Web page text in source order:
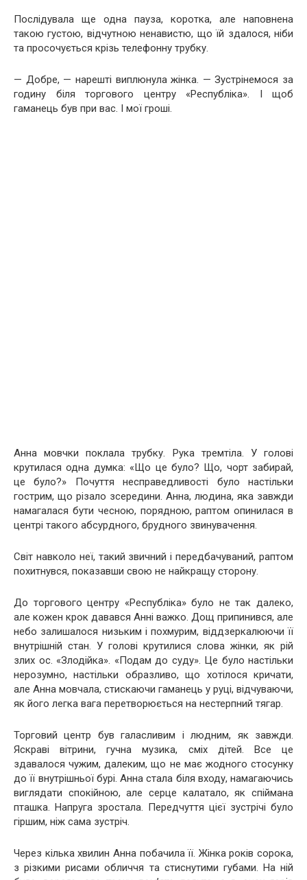
Послідувала ще одна пауза, коротка, але наповнена
такою густою, відчутною ненавистю, що їй здалося, ніби
та просочується крізь телефонну трубку.
— Добре, — нарешті виплюнула жінка. — Зустрінемося за
годину біля торгового центру «Республіка». І щоб
гаманець був при вас. І мої гроші.
Анна мовчки поклала трубку. Рука тремтіла. У голові
крутилася одна думка: «Що це було? Що, чорт забирай,
це було?» Почуття несправедливості було настільки
гострим, що різало зсередини. Анна, людина, яка завжди
намагалася бути чесною, порядною, раптом опинилася в
центрі такого абсурдного, брудного звинувачення.
Світ навколо неї, такий звичний і передбачуваний, раптом
похитнувся, показавши свою не найкращу сторону.
До торгового центру «Республіка» було не так далеко,
але кожен крок давався Анні важко. Дощ припинився, але
небо залишалося низьким і похмурим, віддзеркалюючи її
внутрішній стан. У голові крутилися слова жінки, як рій
злих ос. «Злодійка». «Подам до суду». Це було настільки
нерозумно, настільки образливо, що хотілося кричати,
але Анна мовчала, стискаючи гаманець у руці, відчуваючи,
як його легка вага перетворюється на нестерпний тягар.
Торговий центр був галасливим і людним, як завжди.
Яскраві вітрини, гучна музика, сміх дітей. Все це
здавалося чужим, далеким, що не має жодного стосунку
до її внутрішньої бурі. Анна стала біля входу, намагаючись
виглядати спокійною, але серце калатало, як спіймана
пташка. Напруга зростала. Передчуття цієї зустрічі було
гіршим, ніж сама зустріч.
Через кілька хвилин Анна побачила її. Жінка років сорока,
з різкими рисами обличчя та стиснутими губами. На ній